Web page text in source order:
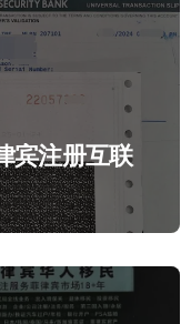
宾注册互联